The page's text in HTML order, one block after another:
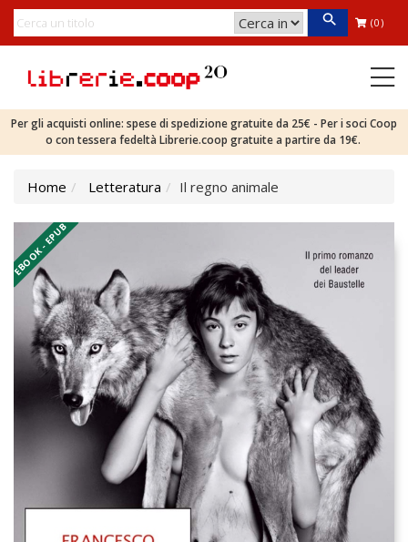
(0)
Per gli acquisti online: spese di spedizione gratuite da 25€ - Per i soci Coop
o con tessera fedeltà Librerie.coop gratuite a partire da 19€.
Home Letteratura Il regno animale
EBOOK - EPUB